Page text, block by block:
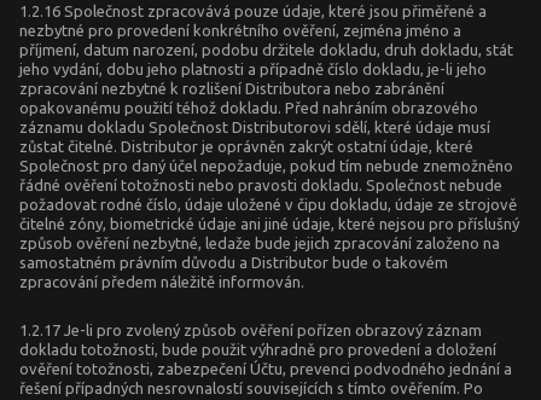
1.2.16 Společnost zpracovává pouze údaje, které jsou přiměřené a
nezbytné pro provedení konkrétního ověření, zejména jméno a
příjmení, datum narození, podobu držitele dokladu, druh dokladu, stát
jeho vydání, dobu jeho platnosti a případně číslo dokladu, je-li jeho
zpracování nezbytné k rozlišení Distributora nebo zabránění
opakovanému použití téhož dokladu. Před nahráním obrazového
záznamu dokladu Společnost Distributorovi sdělí, které údaje musí
zůstat čitelné. Distributor je oprávněn zakrýt ostatní údaje, které
Společnost pro daný účel nepožaduje, pokud tím nebude znemožněno
řádné ověření totožnosti nebo pravosti dokladu. Společnost nebude
požadovat rodné číslo, údaje uložené v čipu dokladu, údaje ze strojově
čitelné zóny, biometrické údaje ani jiné údaje, které nejsou pro příslušný
způsob ověření nezbytné, ledaže bude jejich zpracování založeno na
samostatném právním důvodu a Distributor bude o takovém
zpracování předem náležitě informován.
1.2.17 Je-li pro zvolený způsob ověření pořízen obrazový záznam
dokladu totožnosti, bude použit výhradně pro provedení a doložení
ověření totožnosti, zabezpečení Účtu, prevenci podvodného jednání a
řešení případných nesrovnalostí souvisejících s tímto ověřením. Po